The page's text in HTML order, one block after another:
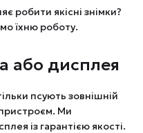
робити якісні знімки?
їхню роботу.
або дисплея
псують зовнішній
Ми
із гарантією якості.